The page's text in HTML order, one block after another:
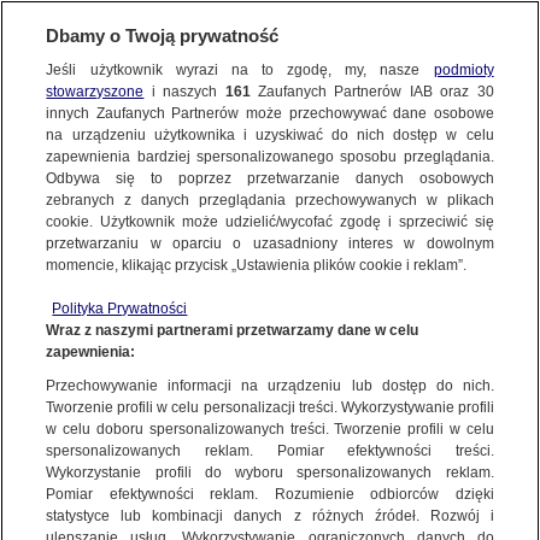
FAKTY | FAKTY PO POŁUDNIU
W ciągu doby wykonano w Polsce ponad 5 tysięcy testów. "Priorytetem są
pracownicy medyczni"
NAJNOWSZE
ZOBACZ FAKTY
FAKTY PO FAKTACH
FAKTY O ŚWIECIE
WIĘCEJ
KANAŁY
Dzień dobry!
Jedno konto do wszystkich usług
Dbamy o Twoją prywatność
Jeśli użytkownik wyrazi na to zgodę, my, nasze podmioty
stowarzyszone i naszych 161Zaufanych Partnerów IAB oraz 30
innych Zaufanych Partnerów może przechowywać dane osobowe
na urządzeniu użytkownika i uzyskiwać do nich dostęp w celu
zapewnienia bardziej spersonalizowanego sposobu przeglądania.
Odbywa się to poprzez przetwarzanie danych osobowych
zebranych z danych przeglądania przechowywanych w plikach
cookie. Użytkownik może udzielić/wycofać zgodę i sprzeciwić się
przetwarzaniu w oparciu o uzasadniony interes w dowolnym
momencie, klikając przycisk „Ustawienia plików cookie i reklam”.
Polityka Prywatności
Wraz z naszymi partnerami przetwarzamy dane w celu
zapewnienia:
Przechowywanie informacji na urządzeniu lub dostęp do nich.
Tworzenie profili w celu personalizacji treści. Wykorzystywanie profili
w celu doboru spersonalizowanych treści. Tworzenie profili w celu
spersonalizowanych reklam. Pomiar efektywności treści.
Wykorzystanie profili do wyboru spersonalizowanych reklam.
Pomiar efektywności reklam. Rozumienie odbiorców dzięki
statystyce lub kombinacji danych z różnych źródeł. Rozwój i